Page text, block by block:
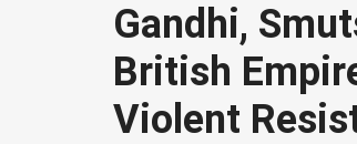
Gandhi,
British
Violent